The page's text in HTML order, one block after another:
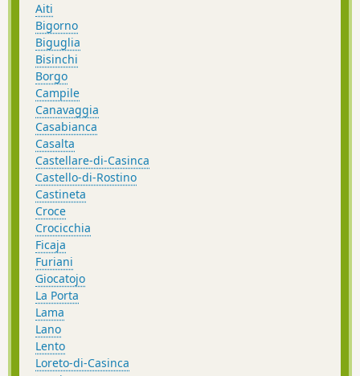
Aiti
Bigorno
Biguglia
Bisinchi
Borgo
Campile
Canavaggia
Casabianca
Casalta
Castellare-di-Casinca
Castello-di-Rostino
Castineta
Croce
Crocicchia
Ficaja
Furiani
Giocatojo
La Porta
Lama
Lano
Lento
Loreto-di-Casinca